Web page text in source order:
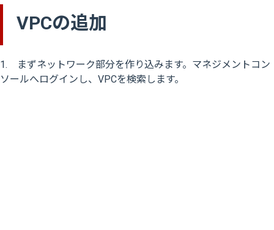
VPCの追加
1. まずネットワーク部分を作り込みます。マネジメントコン
ソールへログインし、VPCを検索します。